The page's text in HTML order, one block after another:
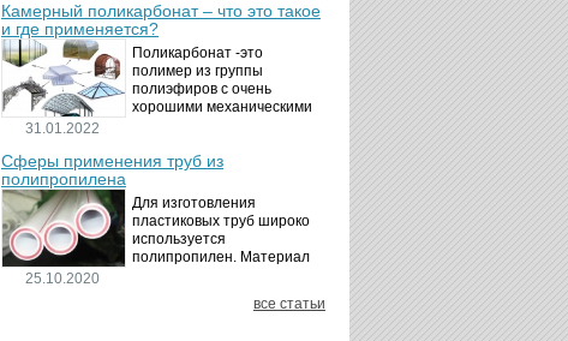
безопасности
технологических процессов.
Металлорукава
представляют собой
универсальные...
Камерный поликарбонат – что это такое
и где применяется?
31.01.2022
Поликарбонат -это
полимер из группы
полиэфиров с очень
хорошими механическими
аморфный, с хорошей
высокой прозрачностью
материал идеально
подходит для...
Сферы применения труб из
полипропилена
25.10.2020
Для изготовления
пластиковых труб широко
используется
полипропилен. Материал
невосприимчив к коррозии,
все статьи